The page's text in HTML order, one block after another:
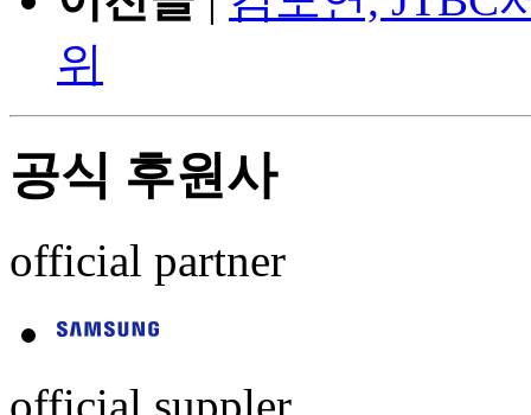
위
공식 후원사
official partner
official suppler